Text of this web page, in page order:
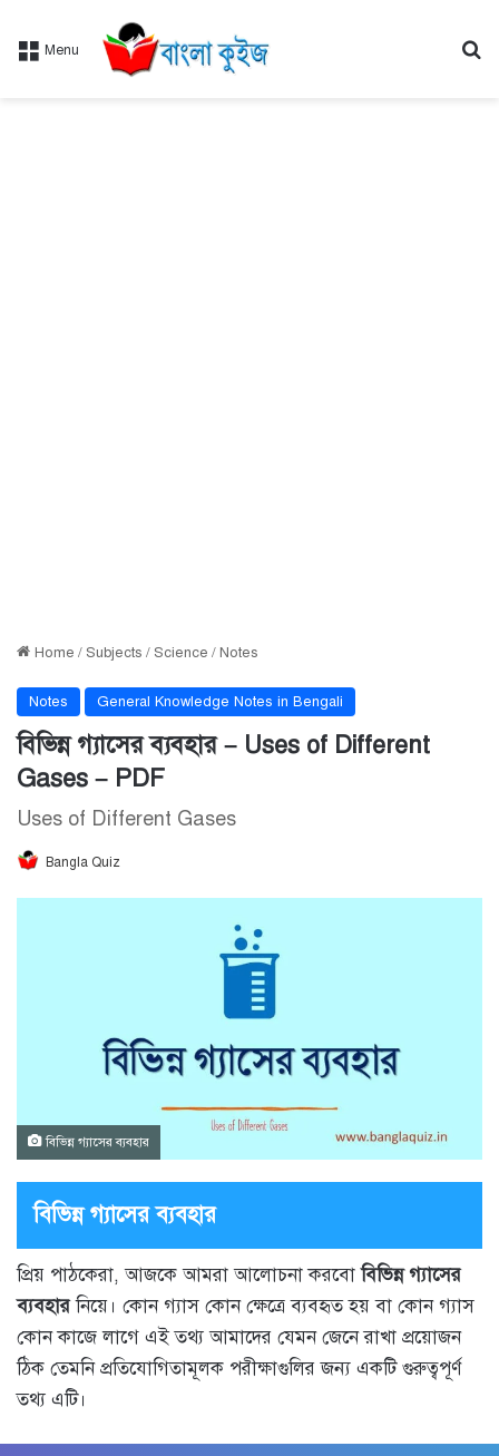
Menu
Home / Subjects / Science /Notes
Notes General Knowledge Notes in Bengali
বিভিন্ন গ্যাসের ব্যবহার – Uses of Different
Gases – PDF
Uses of Different Gases
Bangla Quiz
বিভিন্ন গ্যাসের ব্যবহার
বিভিন্ন গ্যাসের ব্যবহার
প্রিয় পাঠকেরা, আজকে আমরা আলোচনা করবোবিভিন্ন গ্যাসের
ব্যবহারনিয়ে। কোন গ্যাস কোন ক্ষেত্রে ব্যবহৃত হয় বা কোন গ্যাস
কোন কাজে লাগে এই তথ্য আমাদের যেমন জেনে রাখা প্রয়োজন
ঠিক তেমনি প্রতিযোগিতামূলক পরীক্ষাগুলির জন্য একটি গুরুত্বপূর্ণ
তথ্য এটি।